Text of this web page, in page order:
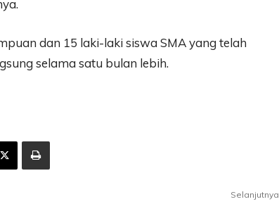
dan 15 laki-laki siswa SMA yang telah
selama satu bulan lebih.
Selanjutnya